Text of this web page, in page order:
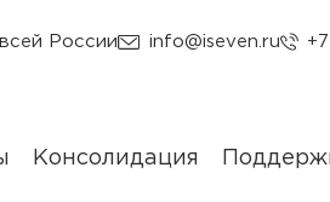
России info@iseven.ru
Консолидация